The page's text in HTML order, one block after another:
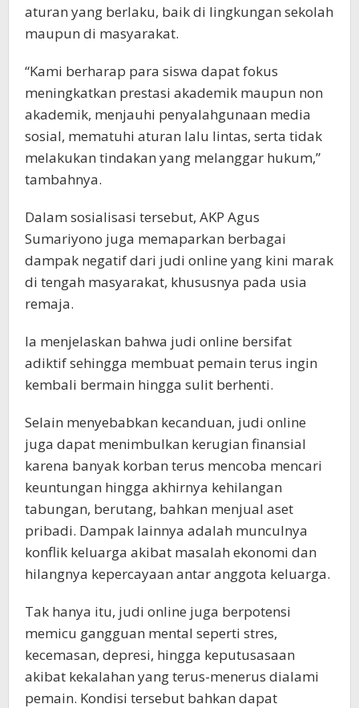
aturan yang berlaku, baik di lingkungan sekolah
maupun di masyarakat.
“Kami berharap para siswa dapat fokus
meningkatkan prestasi akademik maupun non
akademik, menjauhi penyalahgunaan media
sosial, mematuhi aturan lalu lintas, serta tidak
melakukan tindakan yang melanggar hukum,”
tambahnya.
Dalam sosialisasi tersebut, AKP Agus
Sumariyono juga memaparkan berbagai
dampak negatif dari judi online yang kini marak
di tengah masyarakat, khususnya pada usia
remaja.
Ia menjelaskan bahwa judi online bersifat
adiktif sehingga membuat pemain terus ingin
kembali bermain hingga sulit berhenti.
Selain menyebabkan kecanduan, judi online
juga dapat menimbulkan kerugian finansial
karena banyak korban terus mencoba mencari
keuntungan hingga akhirnya kehilangan
tabungan, berutang, bahkan menjual aset
pribadi. Dampak lainnya adalah munculnya
konflik keluarga akibat masalah ekonomi dan
hilangnya kepercayaan antar anggota keluarga.
Tak hanya itu, judi online juga berpotensi
memicu gangguan mental seperti stres,
kecemasan, depresi, hingga keputusasaan
akibat kekalahan yang terus-menerus dialami
pemain. Kondisi tersebut bahkan dapat